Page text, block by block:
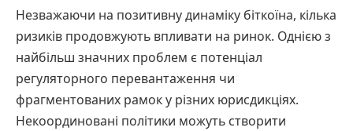
Незважаючи на позитивну динаміку біткоїна, кілька
ризиків продовжують впливати на ринок. Однією з
найбільш значних проблем є потенціал
регуляторного перевантаження чи
фрагментованих рамок у різних юрисдикціях.
Некоординовані політики можуть створити